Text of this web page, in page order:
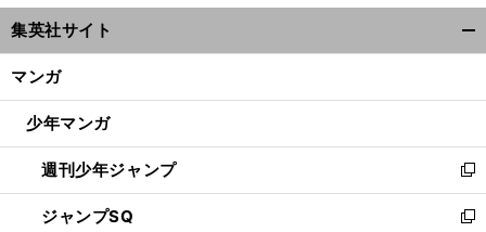
ウ
ィ
ン
ウ
開
く
集英社サイト
マンガ
少年マンガ
週刊少年ジャンプ
新
し
い
ジャンプSQ
新